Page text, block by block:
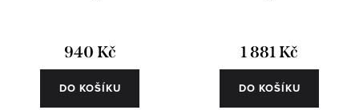
940 Kč
DO KOŠÍKU
1 881 Kč
DO KOŠÍKU